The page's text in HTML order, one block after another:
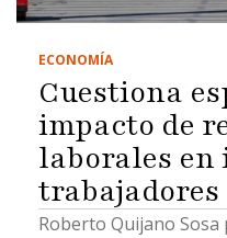
ECONOMÍA
Cuestiona
impacto de
laborales en
trabajadores
Roberto Quijano